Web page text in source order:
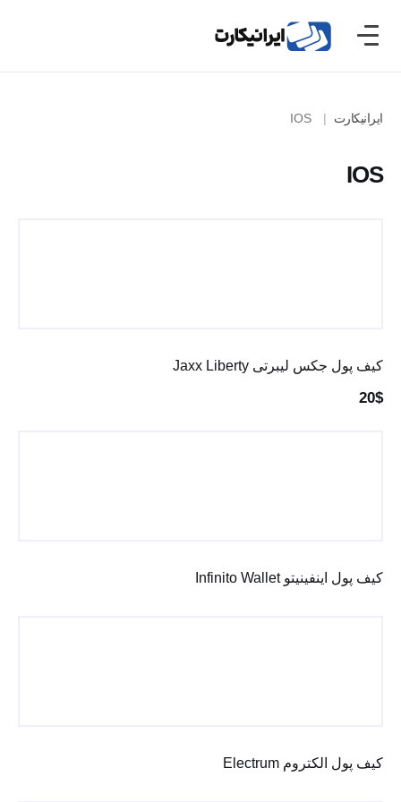
ایرانیکارت IOS
IOS
کیف پول جکس لیبرتی Jaxx Liberty
20$
کیف پول اینفینیتو Infinito Wallet